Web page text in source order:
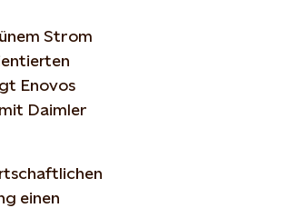
Strom
Enovos
Daimler
einen